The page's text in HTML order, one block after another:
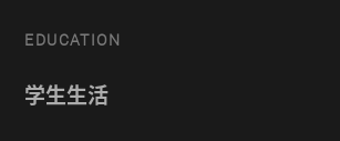
EDUCATION
学生生活